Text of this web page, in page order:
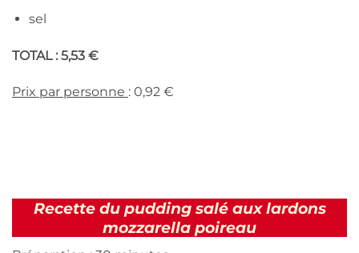
sel
TOTAL : 5,53 €
Prix par personne : 0,92 €
Recette du pudding salé aux lardons
mozzarella poireau